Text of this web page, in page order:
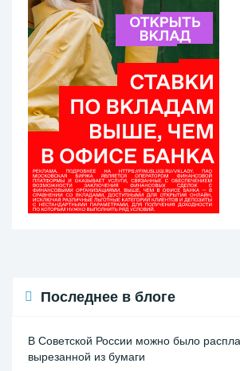
Последнее в блоге
В Советской России можно было
вырезанной из бумаги